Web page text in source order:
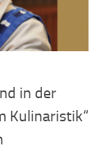
in der
Kulinaristik“